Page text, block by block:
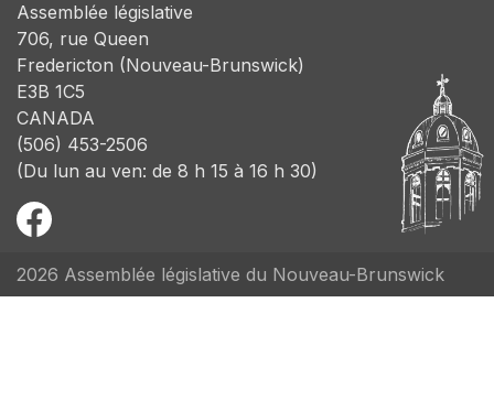
Assemblée législative
706, rue Queen
Fredericton (Nouveau-Brunswick)
E3B 1C5
CANADA
(506) 453-2506
(Du lun au ven: de 8 h 15 à 16 h 30)
2026 Assemblée législative du Nouveau-Brunswick